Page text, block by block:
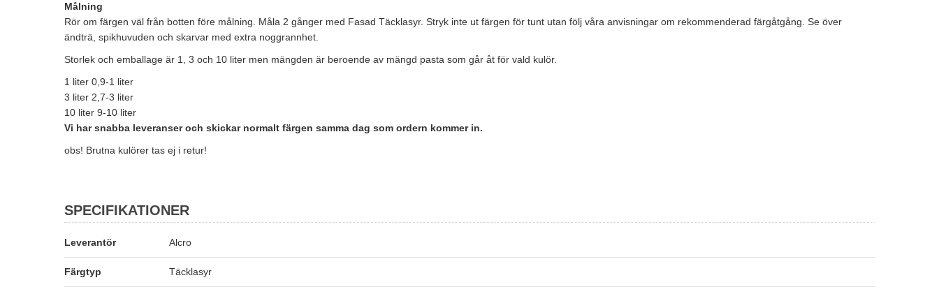
Målning
Rör om färgen väl från botten före målning. Måla 2 gånger med Fasad Täcklasyr. Stryk inte ut färgen för tunt utan följ våra anvisningar om rekommenderad färgåtgång. Se över
ändträ, spikhuvuden och skarvar med extra noggrannhet.
Storlek och emballage är 1, 3 och 10 liter men mängden är beroende av mängd pasta som går åt för vald kulör.
1 liter 0,9-1 liter
3 liter 2,7-3 liter
10 liter 9-10 liter
Vi har snabba leveranser och skickar normalt färgen samma dag som ordern kommer in.
obs! Brutna kulörer tas ej i retur!
SPECIFIKATIONER
Leverantör Alcro
Färgtyp Täcklasyr